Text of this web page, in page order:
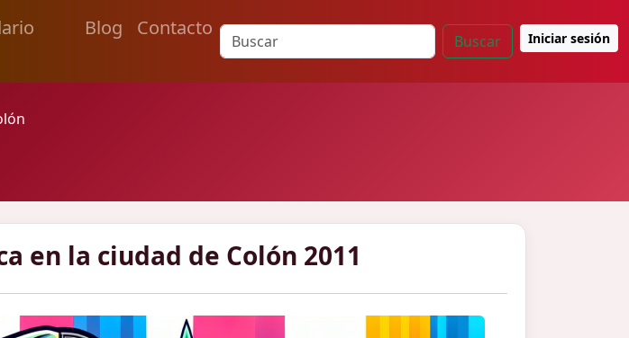
Blog Contacto
Buscar Iniciar sesión
en la ciudad de Colón 2011